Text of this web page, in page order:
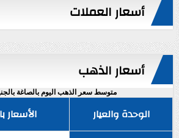
أسعار العملات
أسعار الذهب
متوسط سعر الذهب اليوم بالصاغة
الوحدة والعيار
الأسعار